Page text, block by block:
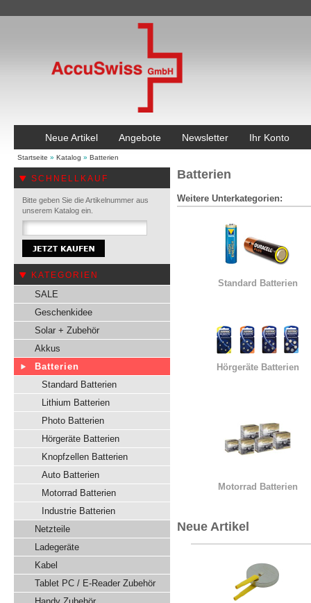
Neue Artikel Angebote Newsletter Ihr Konto
Startseite » Katalog » Batterien
SCHNELLKAUF
Bitte geben Sie die Artikelnummer aus
unserem Katalog ein.
KATEGORIEN
SALE
Geschenkidee
Solar + Zubehör
Akkus
Batterien
Standard Batterien
Lithium Batterien
Photo Batterien
Hörgeräte Batterien
Knopfzellen Batterien
Auto Batterien
Motorrad Batterien
Industrie Batterien
Netzteile
Ladegeräte
Kabel
Tablet PC / E-Reader Zubehör
Batterien
Weitere Unterkategorien:
Standard Batterien
Hörgeräte Batterien
Motorrad Batterien
Neue Artikel